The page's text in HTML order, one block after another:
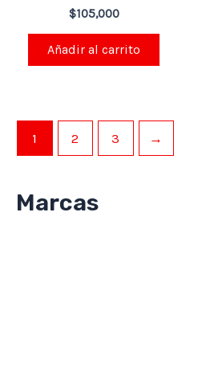
Marcas
Valorado
en
0
de
5
$105,000
Añadir al carrito
1 2 3 →